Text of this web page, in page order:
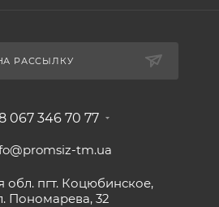
РАССЫЛКУ
067 346 70 77
tm.ua
обл. пгт. Коцюбинское,
Пономарева, 32